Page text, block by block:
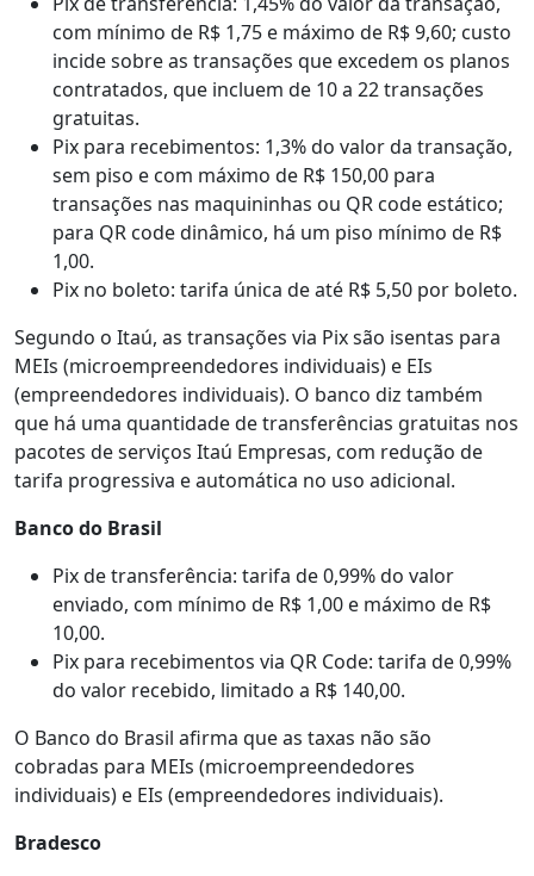
com mínimo de R$ 1,75 e máximo de R$ 9,60; custo
incide sobre as transações que excedem os planos
contratados, que incluem de 10 a 22 transações
gratuitas.
Pix para recebimentos: 1,3% do valor da transação,
sem piso e com máximo de R$ 150,00 para
transações nas maquininhas ou QR code estático;
para QR code dinâmico, há um piso mínimo de R$
1,00.
Pix no boleto: tarifa única de até R$ 5,50 por boleto.
Segundo o Itaú, as transações via Pix são isentas para
MEIs (microempreendedores individuais) e EIs
(empreendedores individuais). O banco diz também
que há uma quantidade de transferências gratuitas nos
pacotes de serviços Itaú Empresas, com redução de
tarifa progressiva e automática no uso adicional.
Banco do Brasil
Pix de transferência: tarifa de 0,99% do valor
enviado, com mínimo de R$ 1,00 e máximo de R$
10,00.
Pix para recebimentos via QR Code: tarifa de 0,99%
do valor recebido, limitado a R$ 140,00.
O Banco do Brasil afirma que as taxas não são
cobradas para MEIs (microempreendedores
individuais) e EIs (empreendedores individuais).
Bradesco